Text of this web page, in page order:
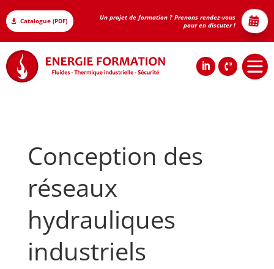
 Catalogue (PDF)
Un projet de formation ? Prenons rendez-vous
pour en discuter !

  
  
Conception des
réseaux
hydrauliques
industriels